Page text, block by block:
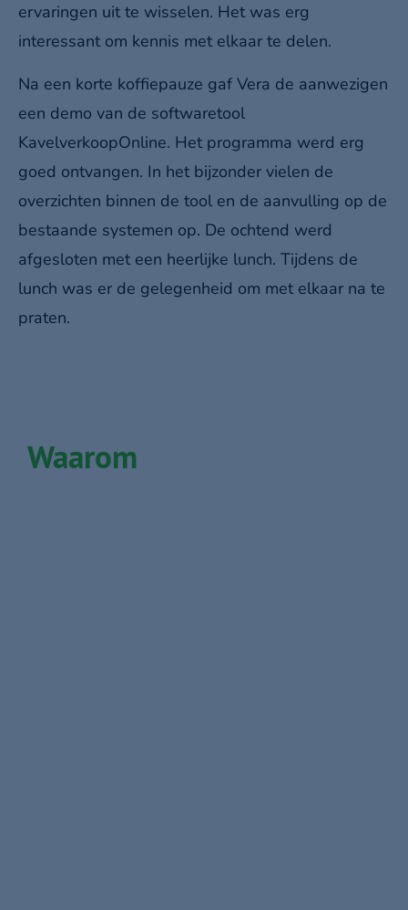
ervaringen uit te wisselen. Het was erg
interessant om kennis met elkaar te delen.
Na een korte koffiepauze gaf Vera de aanwezigen
een demo van de softwaretool
KavelverkoopOnline. Het programma werd erg
goed ontvangen. In het bijzonder vielen de
overzichten binnen de tool en de aanvulling op de
bestaande systemen op. De ochtend werd
afgesloten met een heerlijke lunch. Tijdens de
lunch was er de gelegenheid om met elkaar na te
praten.
Waarom